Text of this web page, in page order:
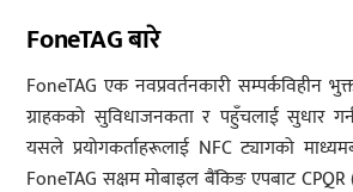
FoneTAG बारे
FoneTAG एक नवप्रवर्तनकारी सम्पर्कविहीन
ग्राहकको सुविधाजनकता र पहुँचलाई सुधार
यसले प्रयोगकर्ताहरूलाई NFC ट्यागको
FoneTAG सक्षम मोबाइल बैंकिङ एपबाट CPQR